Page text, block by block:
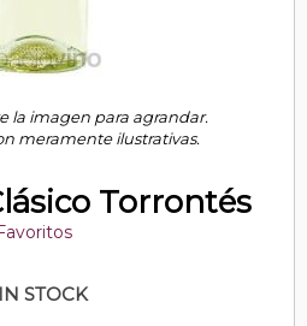
la imagen para agrandar.
meramente ilustrativas.
Torrontés
Favoritos
STOCK